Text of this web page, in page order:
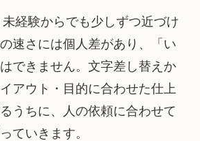
経験からでも少しずつ近づけ
速さには個人差があり、「い
できません。文字差し替えか
アウト・目的に合わせた仕上
うちに、人の依頼に合わせて
ていきます。